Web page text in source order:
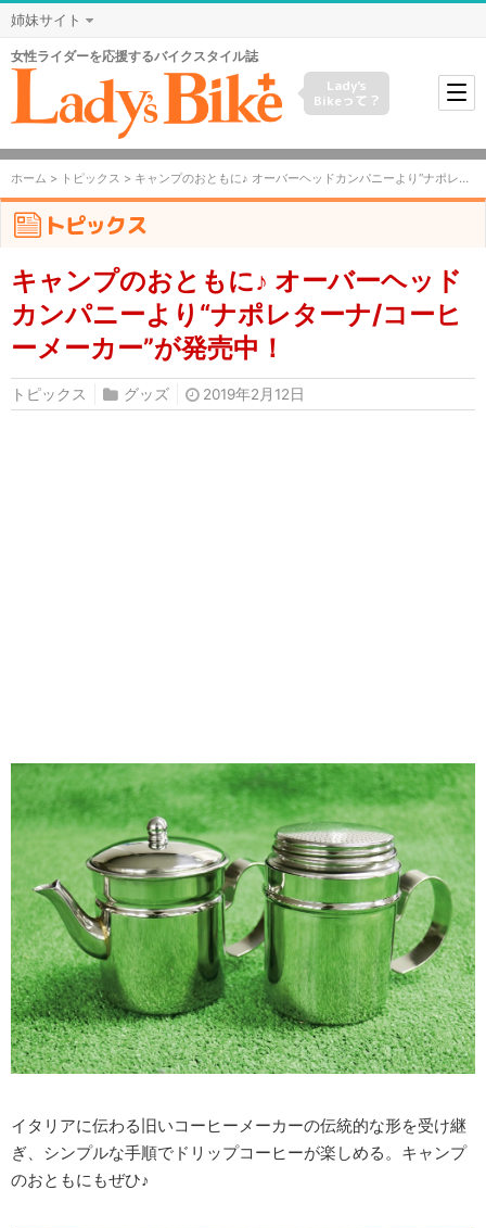
姉妹サイト
女性ライダーを応援するバイクスタイル誌
Lady's
Bikeって？
ホーム > トピックス > キャンプのおともに♪ オーバーヘッドカンパニーより“ナポレターナ/コーヒーメーカー”が発売中！
トピックス
キャンプのおともに♪ オーバーヘッド
カンパニーより“ナポレターナ/コーヒ
ーメーカー”が発売中！
トピックス グッズ 2019年2月12日
イタリアに伝わる旧いコーヒーメーカーの伝統的な形を受け継
ぎ、シンプルな手順でドリップコーヒーが楽しめる。キャンプ
のおともにもぜひ♪